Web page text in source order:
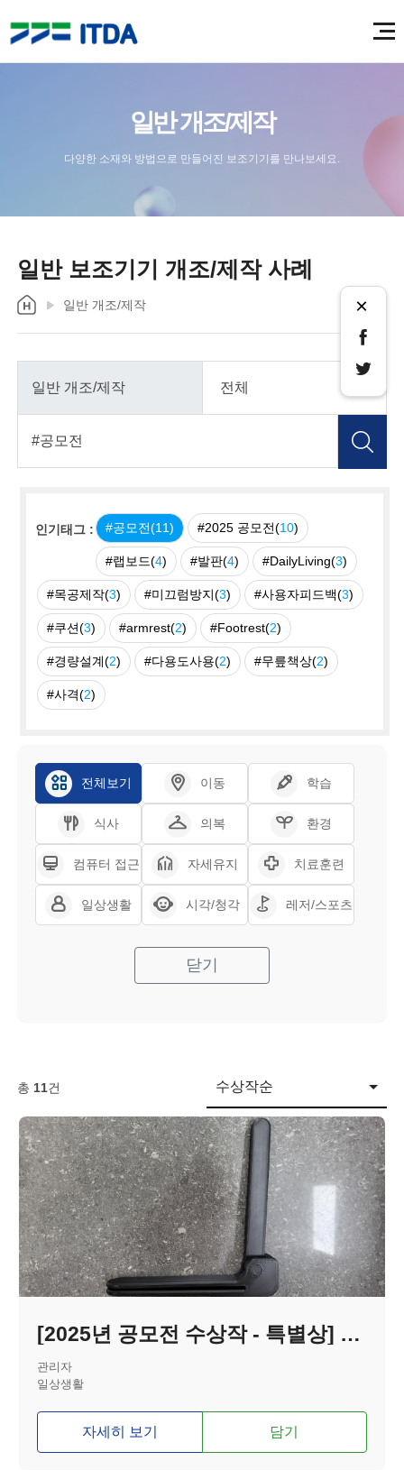
일반 개조/제작
다양한 소재와 방법으로 만들어진 보조기기를 만나보세요.
일반 보조기기 개조/제작 사례
일반 개조/제작 ×
인기태그 : #공모전(11) #2025 공모전(10)
#랩보드(4) #발판(4) #DailyLiving(3)
#목공제작(3) #미끄럼방지(3) #사용자피드백(3)
#쿠션(3) #armrest(2) #Footrest(2)
#경량설계(2) #다용도사용(2) #무릎책상(2)
#사격(2)
전체보기 이동 학습
식사 의복 환경
컴퓨터 접근 자세유지 치료훈련
일상생활 시각/청각 레저/스포츠
닫기
총 11건 수상작순
[2025년 공모전 수상작 - 특별상] 휠체어용 짐받이(휴대용)
관리자
일상생활
자세히 보기 담기